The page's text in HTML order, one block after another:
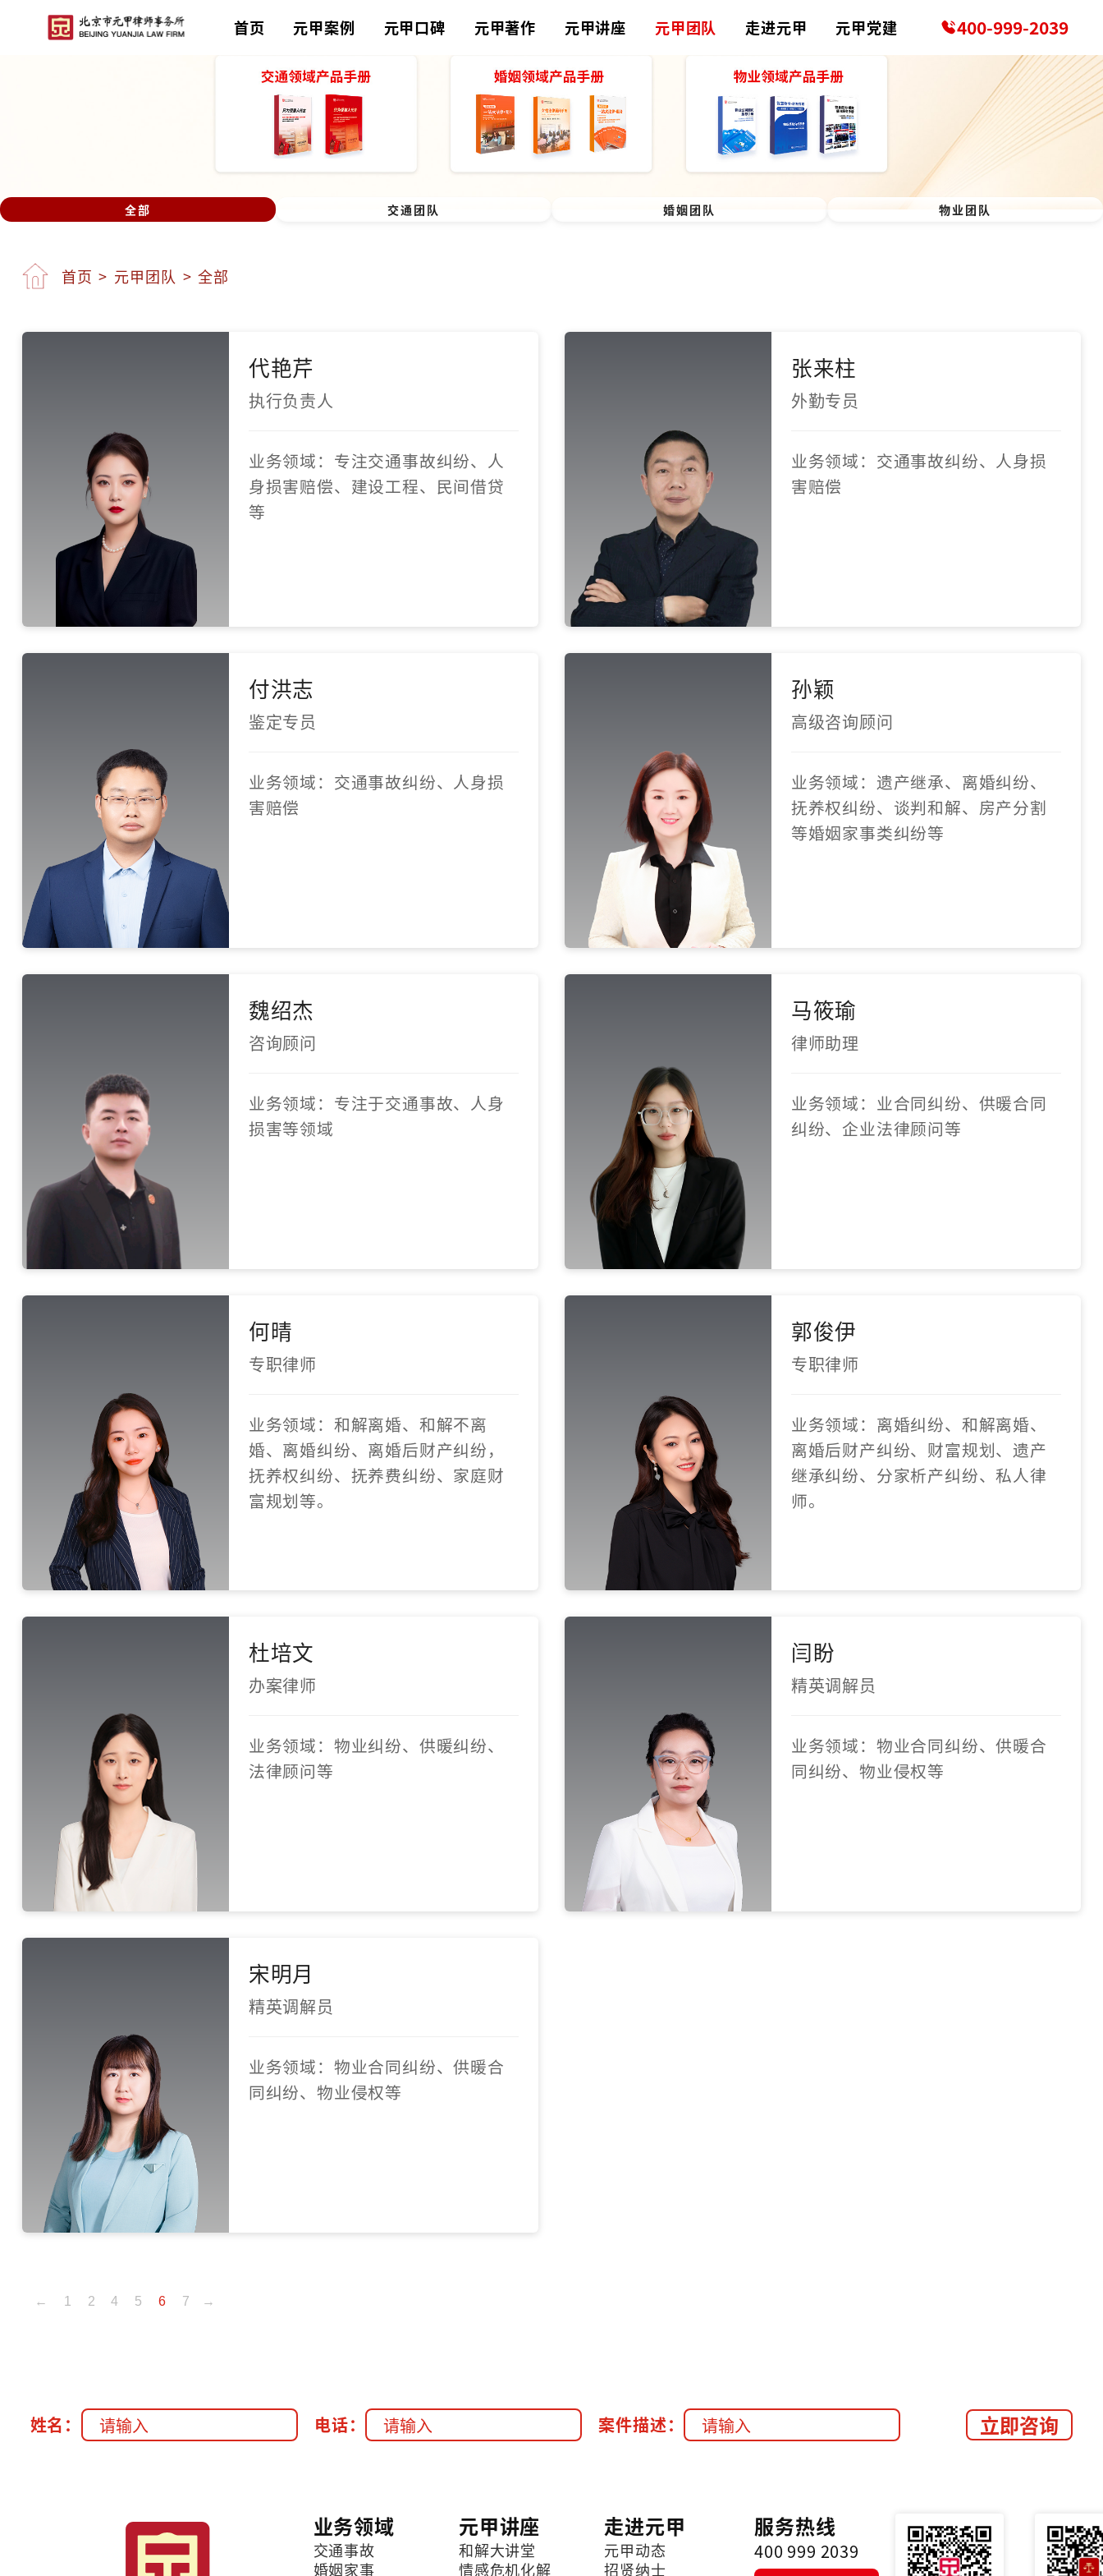
首页 元甲案例 元甲口碑 元甲著作 元甲讲座 元甲团队 走进元甲 元甲党建 400-999-2039
全部 交通团队 婚姻团队 物业团队
首页 > 元甲团队 > 全部
代艳芹
执行负责人
业务领域：专注交通事故纠纷、人
身损害赔偿、建设工程、民间借贷
等
张来柱
外勤专员
业务领域：交通事故纠纷、人身损
害赔偿
付洪志
鉴定专员
业务领域：交通事故纠纷、人身损
害赔偿
孙颖
高级咨询顾问
业务领域：遗产继承、离婚纠纷、
抚养权纠纷、谈判和解、房产分割
等婚姻家事类纠纷等
魏绍杰
咨询顾问
业务领域：专注于交通事故、人身
损害等领域
马筱瑜
律师助理
业务领域：业合同纠纷、供暖合同
纠纷、企业法律顾问等
何晴
专职律师
业务领域：和解离婚、和解不离
婚、离婚纠纷、离婚后财产纠纷，
抚养权纠纷、抚养费纠纷、家庭财
富规划等。
郭俊伊
专职律师
业务领域：离婚纠纷、和解离婚、
离婚后财产纠纷、财富规划、遗产
继承纠纷、分家析产纠纷、私人律
师。
杜培文
办案律师
业务领域：物业纠纷、供暖纠纷、
法律顾问等
闫盼
精英调解员
业务领域：物业合同纠纷、供暖合
同纠纷、物业侵权等
宋明月
精英调解员
业务领域：物业合同纠纷、供暖合
同纠纷、物业侵权等
← 1 2 4 5 6 7 →
姓名： 电话： 案件描述： 立即咨询
业务领域
交通事故
婚姻家事
元甲讲座
和解大讲堂
情感危机化解
走进元甲
元甲动态
招贤纳士
服务热线
400 999 2039